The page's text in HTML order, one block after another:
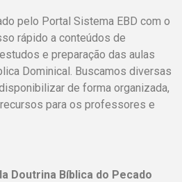
pelo Portal Sistema EBD com o
rápido a conteúdos de
e preparação das aulas
Dominical. Buscamos diversas
de forma organizada,
para os professores e
Doutrina Bíblica do Pecado